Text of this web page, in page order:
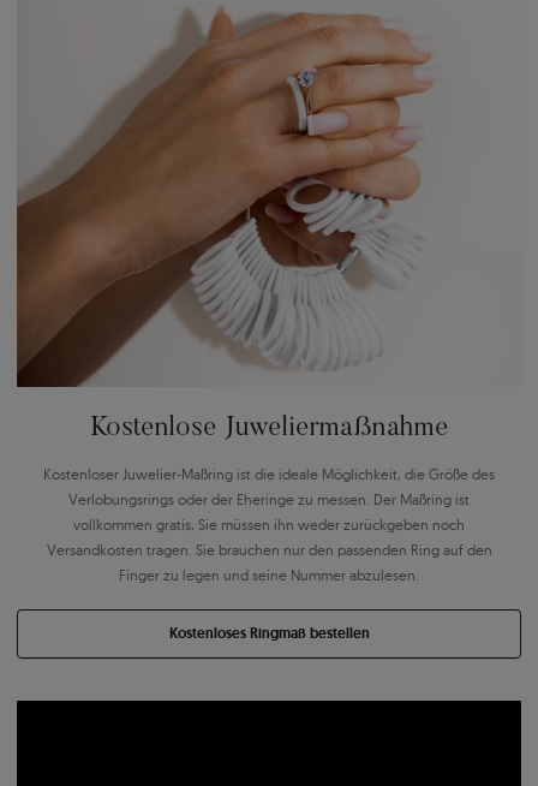
Kostenlose Juweliermaßnahme
Kostenloser Juwelier-Maßring ist die ideale Möglichkeit, die Größe des
Verlobungsrings oder der Eheringe zu messen. Der Maßring ist
vollkommen gratis, Sie müssen ihn weder zurückgeben noch
Versandkosten tragen. Sie brauchen nur den passenden Ring auf den
Finger zu legen und seine Nummer abzulesen.
Kostenloses Ringmaß bestellen